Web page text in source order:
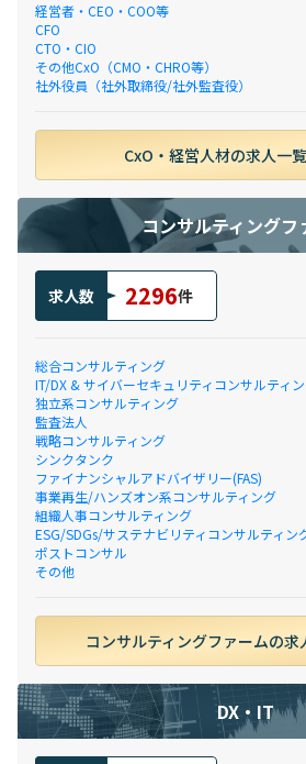
経営者・CEO・COO等
CFO
CTO・CIO
その他CxO（CMO・CHRO等）
社外役員（社外取締役/社外監査役）
CxO・経営人材の求人一
コンサルティングフ
求人数 2296件
総合コンサルティング
IT/DX & サイバーセキュリティコンサルティ
独立系コンサルティング
監査法人
戦略コンサルティング
シンクタンク
ファイナンシャルアドバイザリー(FAS)
事業再生/ハンズオン系コンサルティング
組織人事コンサルティング
ESG/SDGs/サステナビリティコンサルティン
ポストコンサル
その他
コンサルティングファームの求
DX・IT